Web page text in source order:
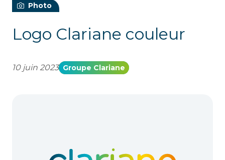
Photo
Logo Clariane couleur
10 juin 2023 Groupe Clariane